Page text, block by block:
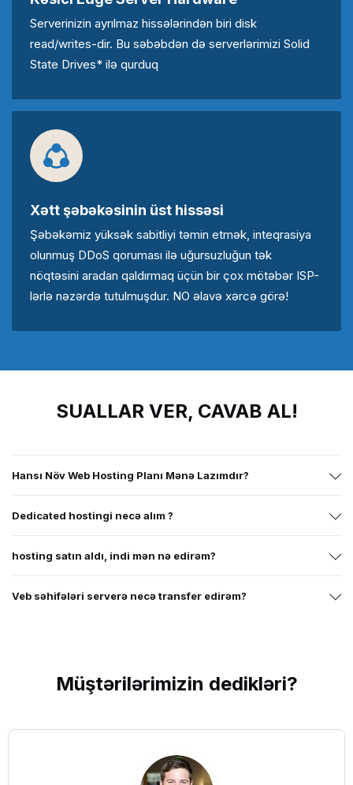
Serverinizin ayrılmaz hissələrindən biri disk
read/writes-dir. Bu səbəbdən də serverlərimizi Solid
State Drives* ilə qurduq
Xətt şəbəkəsinin üst hissəsi
Şəbəkəmiz yüksək sabitliyi təmin etmək, inteqrasiya
olunmuş DDoS qoruması ilə uğursuzluğun tək
nöqtəsini aradan qaldırmaq üçün bir çox mötəbər ISP-
lərlə nəzərdə tutulmuşdur. NO əlavə xərcə görə!
SUALLAR VER, CAVAB AL!
Hansı Növ Web Hosting Planı Mənə Lazımdır?
Dedicated hostingi necə alım ?
hosting satın aldı, indi mən nə edirəm?
Veb səhifələri serverə necə transfer edirəm?
Müştərilərimizin dedikləri?